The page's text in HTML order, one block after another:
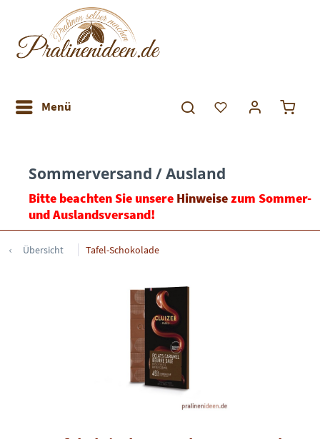
Menü
Sommerversand / Ausland
Bitte beachten Sie unsere Hinweisezum Sommer-
und Auslandsversand!
Übersicht Tafel-Schokolade